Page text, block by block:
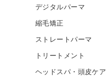
デジタルパーマ
縮毛矯正
ストレートパーマ
トリートメント
ヘッドスパ・頭皮ケア